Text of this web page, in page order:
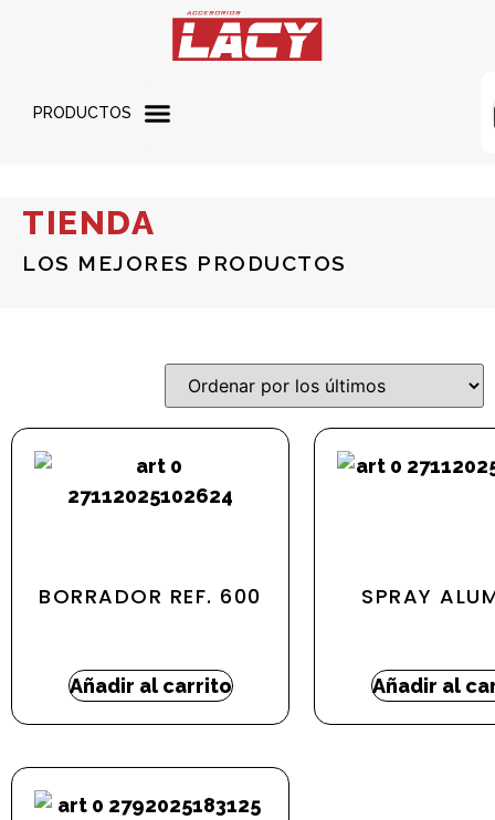
PRODUCTOS
TIENDA
LOS MEJORES PRODUCTOS
BORRADOR REF. 600
Añadir al carrito
SPRAY
Añadir al